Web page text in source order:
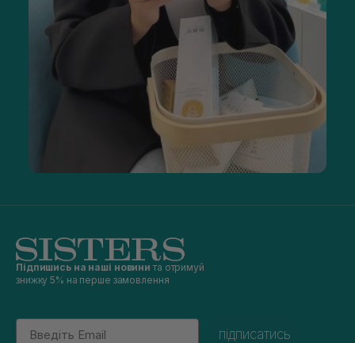
Підпишись на наші новини та отримуй
знижку 5% на перше замовлення
Email
підписатись